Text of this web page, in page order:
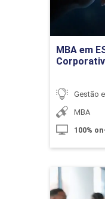
Segurança,
Gestão
MBA em
Gestão
MBA
100%